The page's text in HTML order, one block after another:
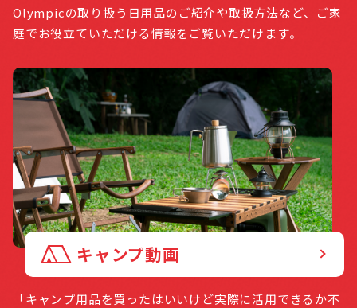
Olympicの取り扱う日用品のご紹介や取扱方法など、ご家
庭でお役立ていただける情報をご覧いただけます。
キャンプ動画
「キャンプ用品を買ったはいいけど実際に活用できるか不